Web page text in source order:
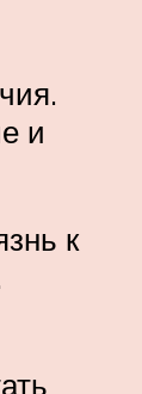
и
к